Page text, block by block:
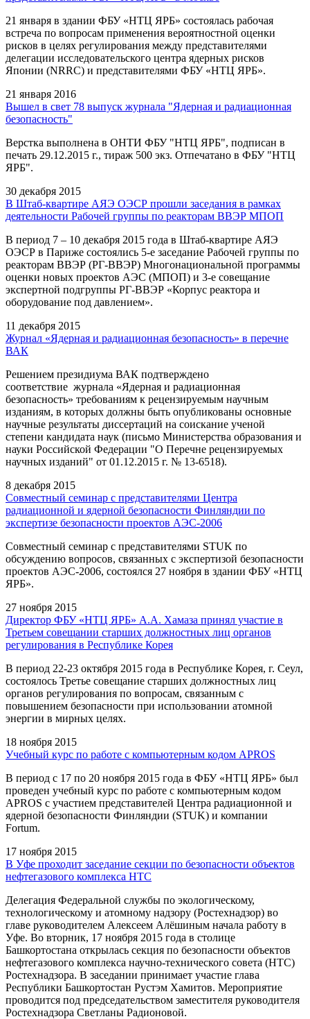
21 января в здании ФБУ «НТЦ ЯРБ» состоялась рабочая
встреча по вопросам применения вероятностной оценки
рисков в целях регулирования между представителями
делегации исследовательского центра ядерных рисков
Японии (NRRC) и представителями ФБУ «НТЦ ЯРБ».
21 января 2016
Вышел в свет 78 выпуск журнала "Ядерная и радиационная
безопасность"
Верстка выполнена в ОНТИ ФБУ "НТЦ ЯРБ", подписан в
печать 29.12.2015 г., тираж 500 экз. Отпечатано в ФБУ "НТЦ
ЯРБ".
30 декабря 2015
В Штаб-квартире АЯЭ ОЭСР прошли заседания в рамках
деятельности Рабочей группы по реакторам ВВЭР МПОП
В период 7 – 10 декабря 2015 года в Штаб-квартире АЯЭ
ОЭСР в Париже состоялись 5-е заседание Рабочей группы по
реакторам ВВЭР (РГ-ВВЭР) Многонациональной программы
оценки новых проектов АЭС (МПОП) и 3-е совещание
экспертной подгруппы РГ-ВВЭР «Корпус реактора и
оборудование под давлением».
11 декабря 2015
Журнал «Ядерная и радиационная безопасность» в перечне
ВАК
Решением президиума ВАК подтверждено
соответствие журнала «Ядерная и радиационная
безопасность» требованиям к рецензируемым научным
изданиям, в которых должны быть опубликованы основные
научные результаты диссертаций на соискание ученой
степени кандидата наук (письмо Министерства образования и
науки Российской Федерации "О Перечне рецензируемых
научных изданий" от 01.12.2015 г. № 13-6518).
8 декабря 2015
Совместный семинар с представителями Центра
радиационной и ядерной безопасности Финляндии по
экспертизе безопасности проектов АЭС-2006
Совместный семинар с представителями STUK по
обсуждению вопросов, связанных с экспертизой безопасности
проектов АЭС-2006, состоялся 27 ноября в здании ФБУ «НТЦ
ЯРБ».
27 ноября 2015
Директор ФБУ «НТЦ ЯРБ» А.А. Хамаза принял участие в
Третьем совещании старших должностных лиц органов
регулирования в Республике Корея
В период 22-23 октября 2015 года в Республике Корея, г. Сеул,
состоялось Третье совещание старших должностных лиц
органов регулирования по вопросам, связанным с
повышением безопасности при использовании атомной
энергии в мирных целях.
18 ноября 2015
Учебный курс по работе с компьютерным кодом APROS
В период c 17 по 20 ноября 2015 года в ФБУ «НТЦ ЯРБ» был
проведен учебный курс по работе с компьютерным кодом
APROS с участием представителей Центра радиационной и
ядерной безопасности Финляндии (STUK) и компании
Fortum.
17 ноября 2015
В Уфе проходит заседание секции по безопасности объектов
нефтегазового комплекса НТС
Делегация Федеральной службы по экологическому,
технологическому и атомному надзору (Ростехнадзор) во
главе руководителем Алексеем Алёшиным начала работу в
Уфе. Во вторник, 17 ноября 2015 года в столице
Башкортостана открылась секция по безопасности объектов
нефтегазового комплекса научно-технического совета (НТС)
Ростехнадзора. В заседании принимает участие глава
Республики Башкортостан Рустэм Хамитов. Мероприятие
проводится под председательством заместителя руководителя
Ростехнадзора Светланы Радионовой.